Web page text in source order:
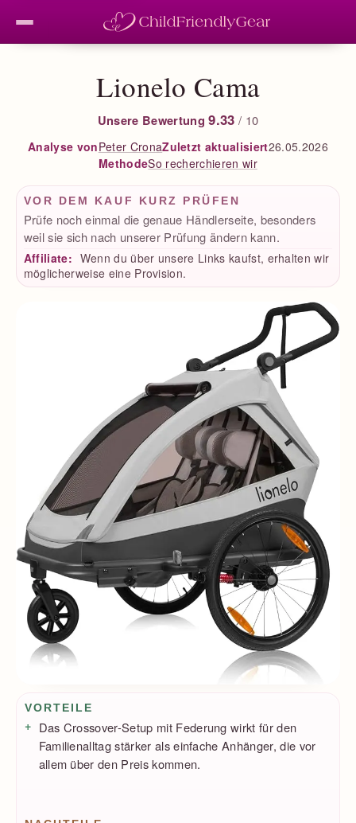
Lionelo Cama
Unsere Bewertung 9.33 / 10
Analyse vonPeter CronaZuletzt aktualisiert26.05.2026
MethodeSo recherchieren wir
VOR DEM KAUF KURZ PRÜFEN
Prüfe noch einmal die genaue Händlerseite, besonders
weil sie sich nach unserer Prüfung ändern kann.
Affiliate: Wenn du über unsere Links kaufst, erhalten wir
möglicherweise eine Provision.
Vorteile / Nachteile
VORTEILE
Das Crossover-Setup mit Federung wirkt für den
Familienalltag stärker als einfache Anhänger, die vor
allem über den Preis kommen.